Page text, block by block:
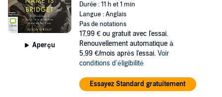
Aperçu
Durée : 11 h et 1 min
Langue : Anglais
Pas de notations
17,99 € ou gratuit avec l'essai.
Renouvellement automatique à
5,99 €/mois après l'essai. Voir
conditions d'éligibilité
Essayez Standard gratuitement